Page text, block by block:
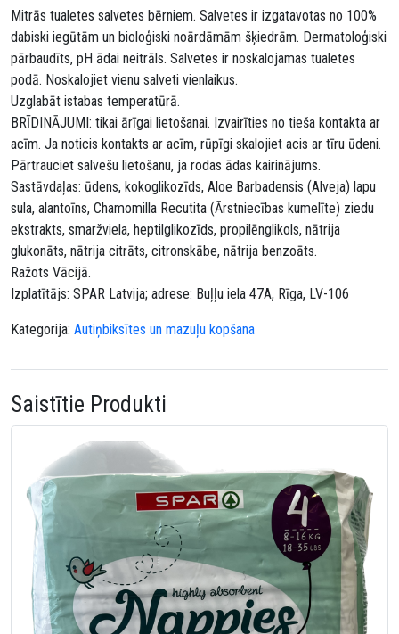
Mitrās tualetes salvetes bērniem. Salvetes ir izgatavotas no 100%
dabiski iegūtām un bioloģiski noārdāmām šķiedrām. Dermatoloģiski
pārbaudīts, pH ādai neitrāls. Salvetes ir noskalojamas tualetes
podā. Noskalojiet vienu salveti vienlaikus.
Uzglabāt istabas temperatūrā.
BRĪDINĀJUMI: tikai ārīgai lietošanai. Izvairīties no tieša kontakta ar
acīm. Ja noticis kontakts ar acīm, rūpīgi skalojiet acis ar tīru ūdeni.
Pārtrauciet salvešu lietošanu, ja rodas ādas kairinājums.
Sastāvdaļas: ūdens, kokoglikozīds, Aloe Barbadensis (Alveja) lapu
sula, alantoīns, Chamomilla Recutita (Ārstniecības kumelīte) ziedu
ekstrakts, smaržviela, heptilglikozīds, propilēnglikols, nātrija
glukonāts, nātrija citrāts, citronskābe, nātrija benzoāts.
Ražots Vācijā.
Izplatītājs: SPAR Latvija; adrese: Buļļu iela 47A, Rīga, LV-106
Kategorija: Autiņbiksītes un mazuļu kopšana
Saistītie Produkti